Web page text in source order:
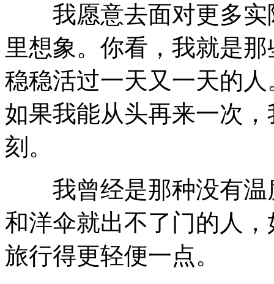
我愿意去面对更多实
里想象。你看，我就是
稳稳活过一天又一天的
如果我能从头再来一次
刻。
我曾经是那种没有温
和洋伞就出不了门的人
旅行得更轻便一点。